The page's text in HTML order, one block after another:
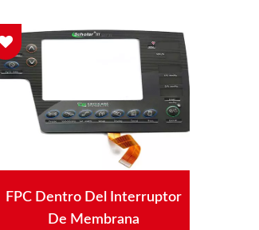
FPC Dentro Del Interruptor
De Membrana